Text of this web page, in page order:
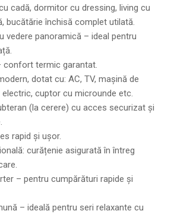
cadă, dormitor cu dressing, living cu
bucătărie închisă complet utilată.
vedere panoramică – ideal pentru
confort termic garantat.
dotat cu: AC, TV, mașină de
cuptor cu microunde etc.
(la cerere) cu acces securizat și
rapid și ușor.
curățenie asigurată în întreg
– pentru cumpărături rapide și
– ideală pentru seri relaxante cu